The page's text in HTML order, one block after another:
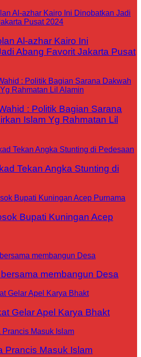
Al-azhar Kairo Ini
Abang Favorit Jakarta Pusat
: Politik Bagian Sarana
Islam Yg Rahmatan Lil
Tekan Angka Stunting di
Bupati Kuningan Acep
membangun Desa
Gelar Apel Karya Bhakt
Prancis Masuk Islam